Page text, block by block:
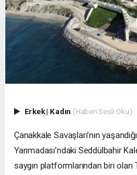
Erkek| Kadın (Haberi Sesli Oku)
Çanakkale Savaşları’nın
Yarımadası’ndaki Seddülbahir
saygın platformlarından biri